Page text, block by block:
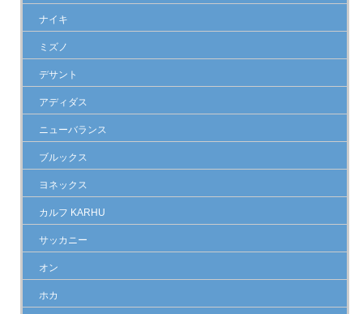
ナイキ
ミズノ
デサント
アディダス
ニューバランス
ブルックス
ヨネックス
カルフ KARHU
サッカニー
オン
ホカ